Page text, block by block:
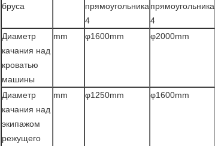
бруса
прямоугольника
4
прямоугольника
4
Диаметр
качания над
кроватью
машины
mm φ1600mm φ2000mm
Диаметр
качания над
экипажом
режущего
mm φ1250mm φ1600mm